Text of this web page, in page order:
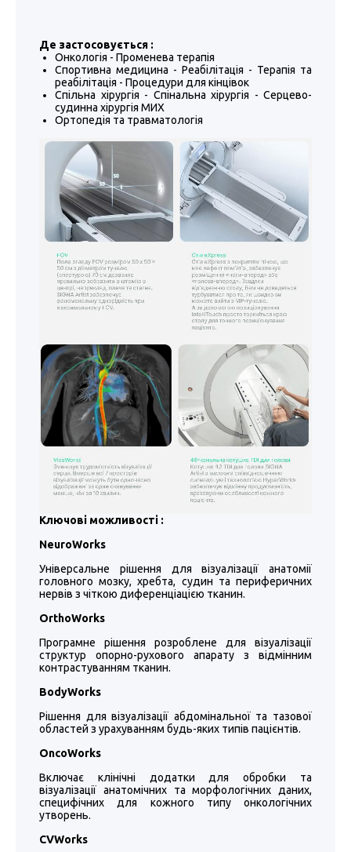
Де застосовується :
Онкологія - Променева терапія
Спортивна медицина - Реабілітація - Терапія та
реабілітація - Процедури для кінцівок
Спільна хірургія - Спінальна хірургія - Серцево-
судинна хірургія МИХ
Ортопедія та травматологія
Ключові можливості :
NeuroWorks
Універсальне рішення для візуалізації анатомії
головного мозку, хребта, судин та периферичних
нервів з чіткою диференціацією тканин.
OrthoWorks
Програмне рішення розроблене для візуалізації
структур опорно-рухового апарату з відмінним
контрастуванням тканин.
BodyWorks
Рішення для візуалізації абдомінальної та тазової
областей з урахуванням будь-яких типів пацієнтів.
OncoWorks
Включає клінічні додатки для обробки та
візуалізації анатомічних та морфологічних даних,
специфічних для кожного типу онкологічних
утворень.
CVWorks